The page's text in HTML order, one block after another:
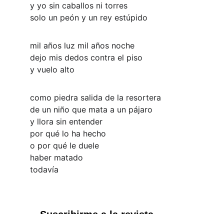
y yo sin caballos ni torres
solo un peón y un rey estúpido
mil años luz mil años noche
dejo mis dedos contra el piso
y vuelo alto
como piedra salida de la resortera
de un niño que mata a un pájaro
y llora sin entender
por qué lo ha hecho
o por qué le duele
haber matado
todavía